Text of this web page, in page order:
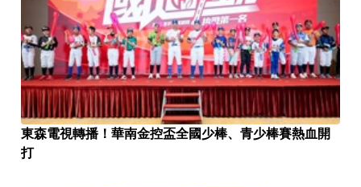
東森電視轉播！華南金控盃全國少棒、青少棒賽熱血開
打